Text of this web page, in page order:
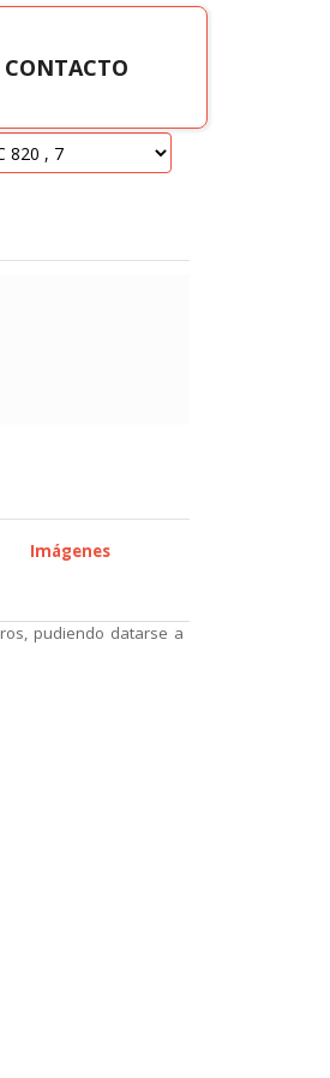
CONTACTO
Imágenes
pudiendo datarse a